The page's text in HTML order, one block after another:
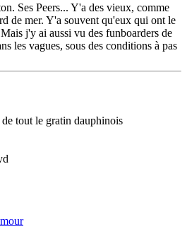
Ses Peers... Y'a des vieux, comme
de mer. Y'a souvent qu'eux qui ont le
j'y ai aussi vu des funboarders de
les vagues, sous des conditions à pas
tout le gratin dauphinois